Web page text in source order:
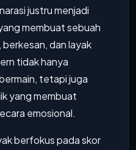
justru menjadi
membuat sebuah
dan layak
tidak hanya
tetapi juga
yang membuat
emosional.
berfokus pada skor